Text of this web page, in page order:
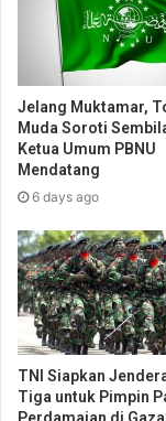
Jelang Muktamar,
Muda Soroti
Ketua Umum PBNU
Mendatang
6 days ago
TNI Siapkan
Tiga untuk Pimpin
Perdamaian di Gaza